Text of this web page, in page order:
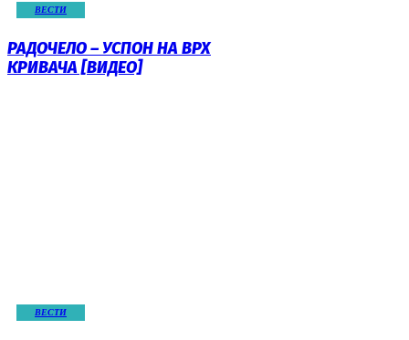
ВЕСТИ
РАДОЧЕЛО – УСПОН НА ВРХ
КРИВАЧА [ВИДЕО]
ВЕСТИ